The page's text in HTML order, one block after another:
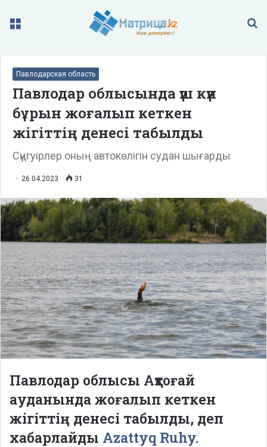
Меню
Павлодарская область
Павлодар облысында үш күн
бұрын жоғалып кеткен
жігіттің денесі табылды
Сүңгуірлер оның автокөлігін судан шығарды
26.04.2023 31
Павлодар облысы Ақтоғай
ауданында жоғалып кеткен
жігіттің денесі табылды, деп
хабарлайды Azattyq Ruhy.